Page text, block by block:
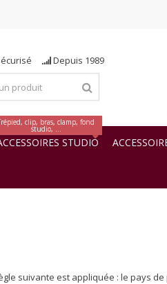
Depuis 1989
STUDIO
clip, bras, clamp, fond
studio, ...
suivante est appliquée : le pays